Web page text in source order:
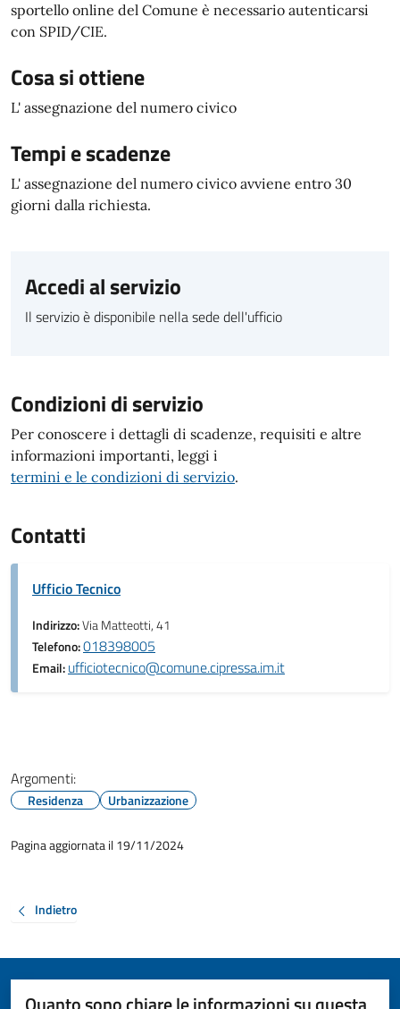
sportello online del Comune è necessario autenticarsi
con SPID/CIE.
Cosa si ottiene
L' assegnazione del numero civico
Tempi e scadenze
L' assegnazione del numero civico avviene entro 30
giorni dalla richiesta.
Accedi al servizio
Il servizio è disponibile nella sede dell'ufficio
Condizioni di servizio
Per conoscere i dettagli di scadenze, requisiti e altre
informazioni importanti, leggi i
termini e le condizioni di servizio.
Contatti
Ufficio Tecnico
Indirizzo:Via Matteotti, 41
Telefono:018398005
Email:ufficiotecnico@comune.cipressa.im.it
Argomenti:
Residenza Urbanizzazione
Pagina aggiornata il 19/11/2024
Indietro